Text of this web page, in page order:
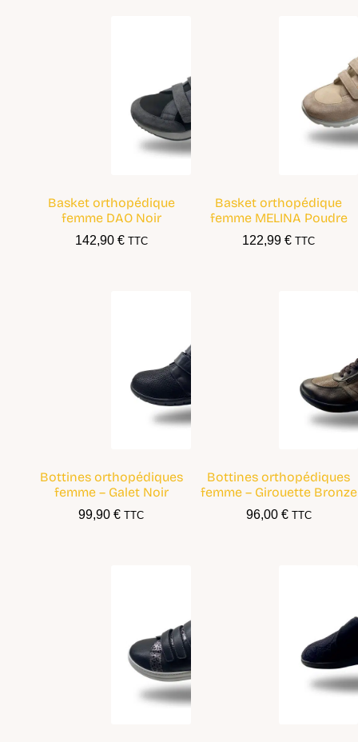
Basket orthopédique
femme DAO Noir
142,90 € TTC
Basket orthopédique
femme MELINA Poudre
122,99€ TTC
Bottines orthopédiques
femme – Galet Noir
99,90€ TTC
Bottines orthopédiques
femme – Girouette Bronze
96,00 € TTC